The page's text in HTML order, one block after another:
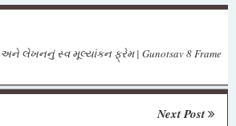
લેખનનું સ્વ મૂલ્યાંકન ફ્રેમ | Gunotsav 8 Frame
Next Post